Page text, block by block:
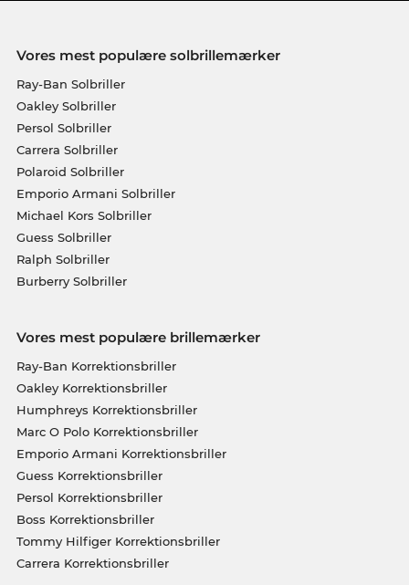
Vores mest populære solbrillemærker
Ray-Ban Solbriller
Oakley Solbriller
Persol Solbriller
Carrera Solbriller
Polaroid Solbriller
Emporio Armani Solbriller
Michael Kors Solbriller
Guess Solbriller
Ralph Solbriller
Burberry Solbriller
Vores mest populære brillemærker
Ray-Ban Korrektionsbriller
Oakley Korrektionsbriller
Humphreys Korrektionsbriller
Marc O Polo Korrektionsbriller
Emporio Armani Korrektionsbriller
Guess Korrektionsbriller
Persol Korrektionsbriller
Boss Korrektionsbriller
Tommy Hilfiger Korrektionsbriller
Carrera Korrektionsbriller